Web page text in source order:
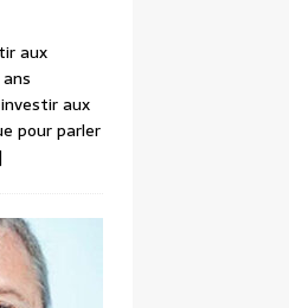
aux
aux
pour parler